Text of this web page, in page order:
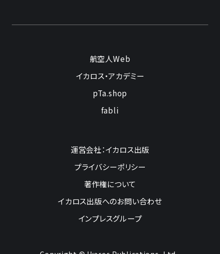
航空人Web
イカロス・アカデミー
pTa.shop
fabli
運営会社：イカロス出版
プライバシーポリシー
著作権について
イカロス出版へのお問い合わせ
インプレスグループ